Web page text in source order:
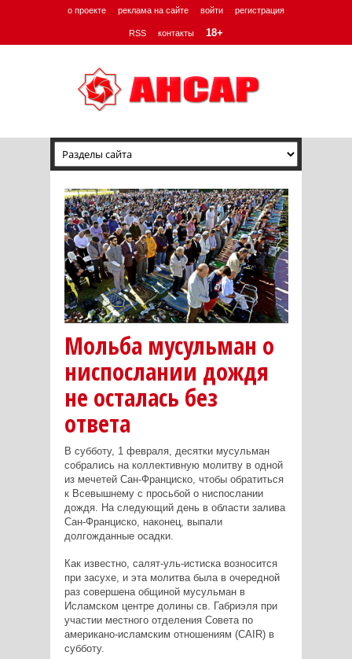
о проекте реклама на сайте войти регистрация
RSS контакты 18+
Мольба мусульман о
ниспослании дождя
не осталась без
ответа
В субботу, 1 февраля, десятки мусульман
собрались на коллективную молитву в одной
из мечетей Сан-Франциско, чтобы обратиться
к Всевышнему с просьбой о ниспослании
дождя. На следующий день в области залива
Сан-Франциско, наконец, выпали
долгожданные осадки.
Как известно, салят-уль-истиска возносится
при засухе, и эта молитва была в очередной
раз совершена общиной мусульман в
Исламском центре долины св. Габриэля при
участии местного отделения Совета по
американо-исламским отношениям (CAIR) в
субботу.